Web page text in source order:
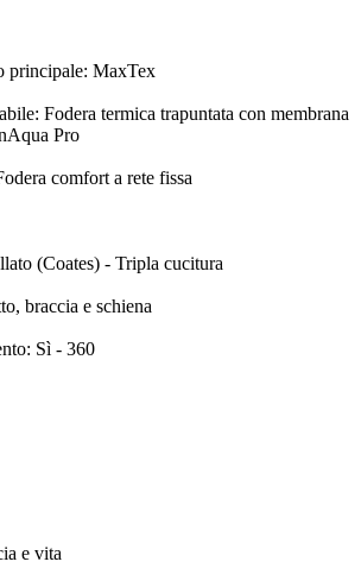
principale: MaxTex
Fodera termica trapuntata con membrana
Pro
comfort a rete fissa
(Coates) - Tripla cucitura
braccia e schiena
Sì - 360
e vita